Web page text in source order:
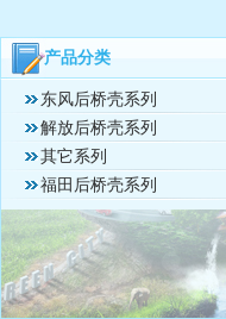
产品分类
东风后桥壳系列
解放后桥壳系列
其它系列
福田后桥壳系列